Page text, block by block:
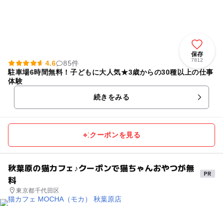
保存
7812
4.6
85件
駐車場6時間無料！子どもに大人気★3歳からの30種以上の仕事
体験
続きをみる
クーポンを見る
秋葉原の猫カフェ♪クーポンで猫ちゃんおやつが無
料
東京都千代田区